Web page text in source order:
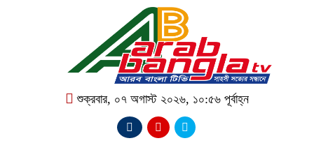
শুক্রবার, ০৭ অগাস্ট ২০২৬, ১০:৫৬ পূর্বাহ্ন